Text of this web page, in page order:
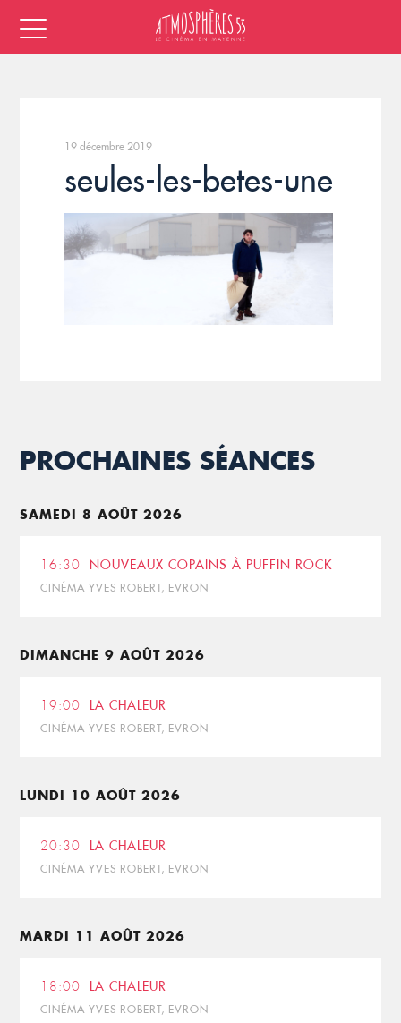
19 décembre 2019
seules-les-betes-une
PROCHAINES SÉANCES
SAMEDI 8 AOÛT 2026
16:30 NOUVEAUX COPAINS À PUFFIN ROCK
CINÉMA YVES ROBERT, EVRON
DIMANCHE 9 AOÛT 2026
19:00 LA CHALEUR
CINÉMA YVES ROBERT, EVRON
LUNDI 10 AOÛT 2026
20:30 LA CHALEUR
CINÉMA YVES ROBERT, EVRON
MARDI 11 AOÛT 2026
18:00 LA CHALEUR
CINÉMA YVES ROBERT, EVRON